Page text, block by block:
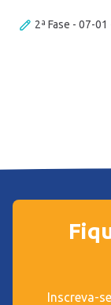
2ª Fase - 07-
Inscreva-